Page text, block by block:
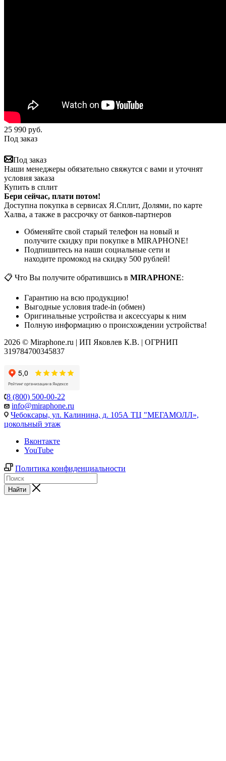
25 990 руб.
Под заказ
Под заказ
Наши менеджеры обязательно свяжутся с вами и уточнят
условия заказа
Купить в сплит
Бери сейчас, плати потом!
Доступна покупка в сервисах Я.Сплит, Долями, по карте
Халва, а также в рассрочку от банков-партнеров
Обменяйте свой старый телефон на новый и
получите скидку при покупке в MIRAPHONE!
Подпишитесь на наши социальные сети и
находите промокод на скидку 500 рублей!
📋 Что Вы получите обратившись в MIRAPHONE:
Гарантию на всю продукцию!
Выгодные условия trade-in (обмен)
Оригинальные устройства и аксессуары к ним
Полную информацию о происхождении устройства!
2026 © Miraphone.ru | ИП Яковлев К.В. | ОГРНИП
319784700345837
8 (800) 500-00-22
info@miraphone.ru
Чебоксары, ул. Калинина, д. 105А ТЦ "МЕГАМОЛЛ»,
цокольный этаж
Вконтакте
YouTube
Политика конфиденциальности
Найти